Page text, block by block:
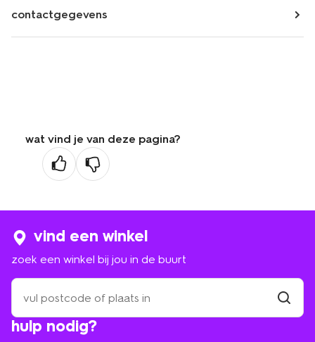
contactgegevens
wat vind je van deze pagina?
hulp nodig?
vind een winkel
zoek een winkel bij jou in de buurt
zoek
een
winkel
bij